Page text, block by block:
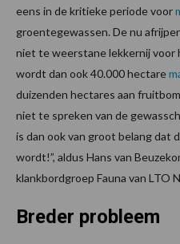
eens in de kritieke periode voor
groentegewassen. De nu
niet te weerstane lekkernij voor
wordt dan ook 40.000 hectare
duizenden hectares aan
niet te spreken van de
is dan ook van groot belang dat
wordt!”, aldus Hans van
klankbordgroep Fauna van LTO
Breder probleem